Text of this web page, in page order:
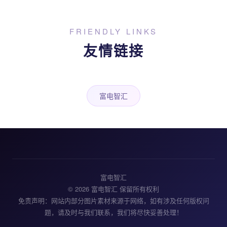
FRIENDLY LINKS
友情链接
富电智汇
富电智汇
© 2026 富电智汇 保留所有权利
免责声明：网站内部分图片素材来源于网络，如有涉及任何版权问
题，请及时与我们联系，我们将尽快妥善处理！